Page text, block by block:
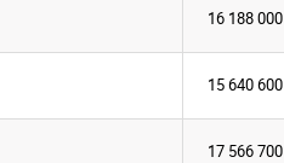
16 188 000
15 640 600
17 566 700